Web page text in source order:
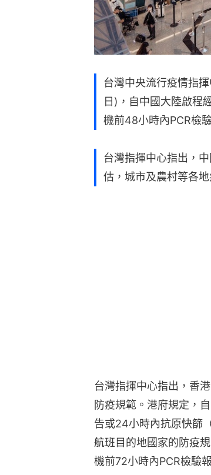
台灣中央流行疫情指
日)，自中國大陸啟程
機前48小時內PCR檢
台灣指揮中心指出，
估，城市及農村等各
台灣指揮中心指出，香
防疫規範。港府規定，
告或24小時內抗原快篩
航班目的地國家的防疫
機前72小時內PCR檢驗